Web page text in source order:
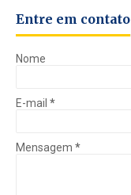
Entre em contato
Nome
E-mail *
Mensagem *